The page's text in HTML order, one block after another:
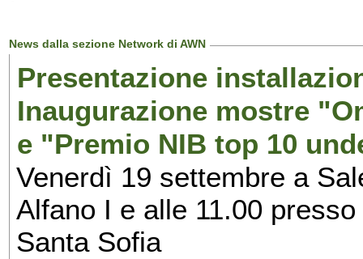
News dalla sezione Network di AWN
Presentazione
Inaugurazione mostre
e "Premio NIB top 10
Venerdì 19 settembre a
Alfano I e alle 11.00
Santa Sofia